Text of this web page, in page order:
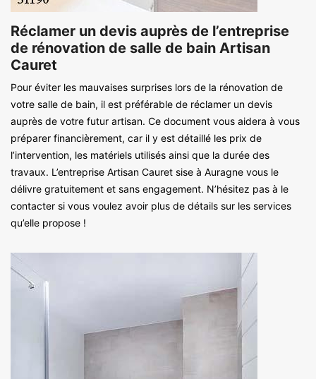
Réclamer un devis auprès de l’entreprise
de rénovation de salle de bain Artisan
Cauret
Pour éviter les mauvaises surprises lors de la rénovation de
votre salle de bain, il est préférable de réclamer un devis
auprès de votre futur artisan. Ce document vous aidera à vous
préparer financièrement, car il y est détaillé les prix de
l’intervention, les matériels utilisés ainsi que la durée des
travaux. L’entreprise Artisan Cauret sise à Auragne vous le
délivre gratuitement et sans engagement. N’hésitez pas à le
contacter si vous voulez avoir plus de détails sur les services
qu’elle propose !